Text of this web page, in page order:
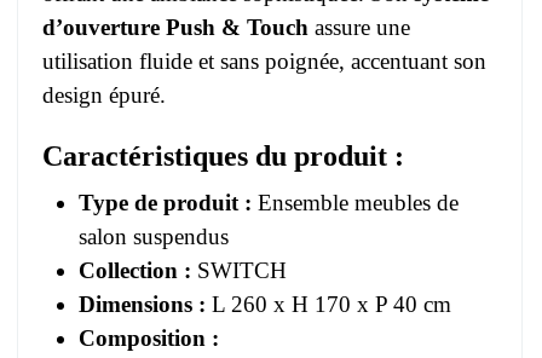
d’ouverture Push & Touch assure une
utilisation fluide et sans poignée, accentuant son
design épuré.
Caractéristiques du produit :
Type de produit : Ensemble meubles de
salon suspendus
Collection : SWITCH
Dimensions : L 260 x H 170 x P 40 cm
Composition :